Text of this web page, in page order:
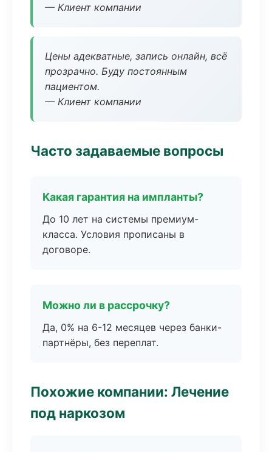
— Клиент компании
Цены адекватные, запись онлайн, всё
прозрачно. Буду постоянным
пациентом.
— Клиент компании
Часто задаваемые вопросы
Какая гарантия на импланты?
До 10 лет на системы премиум-
класса. Условия прописаны в
договоре.
Можно ли в рассрочку?
Да, 0% на 6-12 месяцев через банки-
партнёры, без переплат.
Похожие компании: Лечение
под наркозом